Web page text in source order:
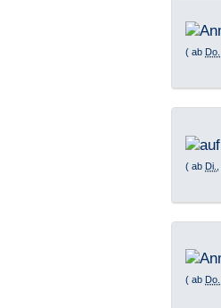
( ab Do.
( ab Di.
( ab Do.